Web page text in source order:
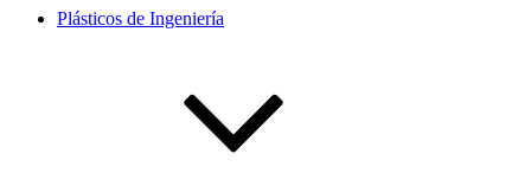
Plásticos de Ingeniería